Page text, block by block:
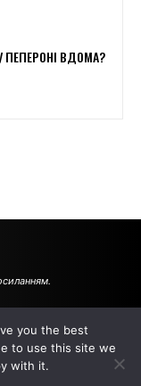
ПЕПЕРОНІ ВДОМА?
РЕКЛАМА НА САЙТІ
you the best
to use this site we
with it.